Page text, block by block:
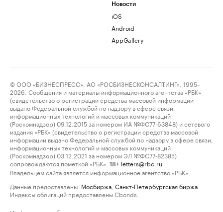
Новости
iOS
Android
AppGallery
© ООО «БИЗНЕСПРЕСС», АО «РОСБИЗНЕСКОНСАЛТИНГ», 1995–
2026. Сообщения и материалы информационного агентства «РБК»
(свидетельство о регистрации средства массовой информации
выдано Федеральной службой по надзору в сфере связи,
информационных технологий и массовых коммуникаций
(Роскомнадзор) 09.12.2015 за номером ИА №ФС77-63848) и сетевого
издания «РБК» (свидетельство о регистрации средства массовой
информации выдано Федеральной службой по надзору в сфере связи,
информационных технологий и массовых коммуникаций
(Роскомнадзор) 03.12.2021 за номером ЭЛ №ФС77-82385)
сопровождаются пометкой «РБК».
18+ letters@rbc.ru
Владельцем сайта является информационное агентство «РБК».
Данные предоставлены: Мосбиржа Санкт-Петербургская биржа
Индексы облигаций предоставлены Cbonds.